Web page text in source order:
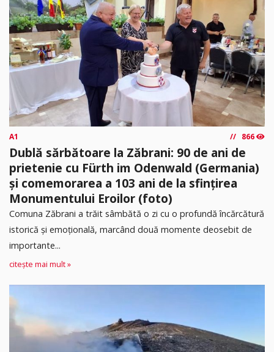
A1 866
Dublă sărbătoare la Zăbrani: 90 de ani de
prietenie cu Fürth im Odenwald (Germania)
și comemorarea a 103 ani de la sfințirea
Monumentului Eroilor (foto)
Comuna Zăbrani a trăit sâmbătă o zi cu o profundă încărcătură
istorică și emoțională, marcând două momente deosebit de
importante...
citește mai mult »